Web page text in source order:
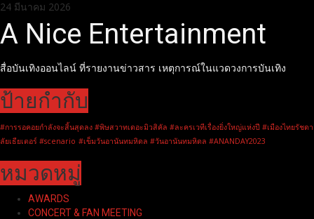
Skip
to
content
24 มีนาคม 2026
A Nice Entertainment
สื่อบันเทิงออนไลน์ ที่รายงานข่าวสาร เหตุการณ์ในแวดวงการบันเทิง
ป้ายกำกับ
#การรอคอยกำลังจะสิ้นสุดลง #พิษสวาทเดอะมิวสิคัล #ละครเวทีเรื่องยิ่งใหญ่แห่งปี #เมืองไทยรัชดา
ลัยเธียเตอร์ #scenario #เข็มวันอานันทมหิดล #วันอานันทมหิดล #ANANDAY2023
หมวดหมู่
AWARDS
CONCERT & FAN MEETING